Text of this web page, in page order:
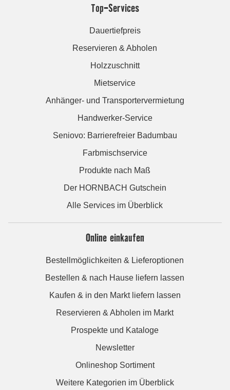
Top-Services
Dauertiefpreis
Reservieren & Abholen
Holzzuschnitt
Mietservice
Anhänger- und Transportervermietung
Handwerker-Service
Seniovo: Barrierefreier Badumbau
Farbmischservice
Produkte nach Maß
Der HORNBACH Gutschein
Alle Services im Überblick
Online einkaufen
Bestellmöglichkeiten & Lieferoptionen
Bestellen & nach Hause liefern lassen
Kaufen & in den Markt liefern lassen
Reservieren & Abholen im Markt
Prospekte und Kataloge
Newsletter
Onlineshop Sortiment
Weitere Kategorien im Überblick